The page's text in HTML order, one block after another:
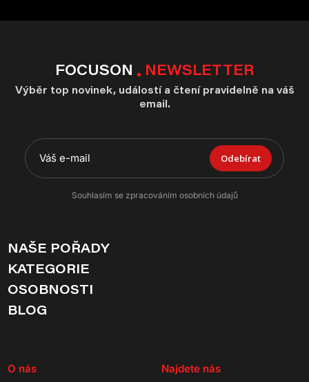
FOCUSON NEWSLETTER
Výběr top novinek, událostí a čtení pravidelně na váš
email.
Odebírat
Souhlasím se zpracováním osobních údajů
NAŠE POŘADY
KATEGORIE
OSOBNOSTI
BLOG
O nás Najdete nás